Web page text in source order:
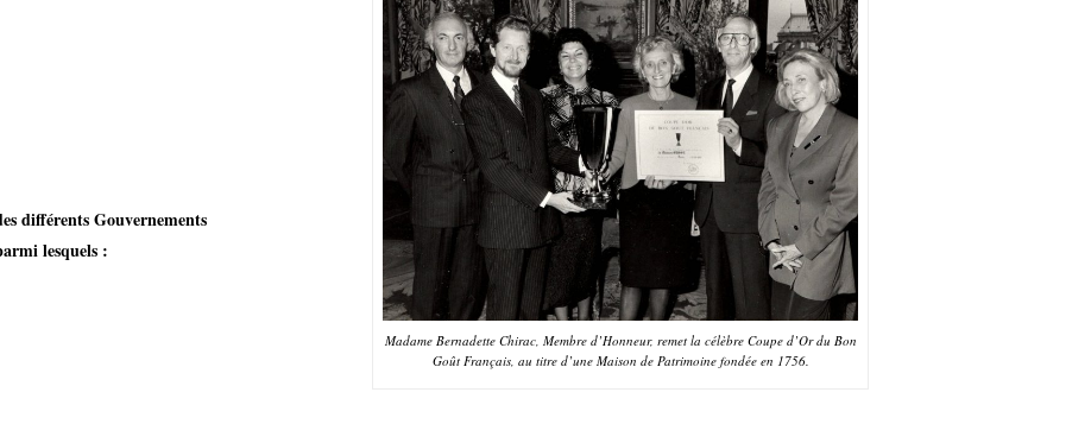
Madame Bernadette Chirac, Membre d’Honneur, remet la célèbre Coupe d’Or du Bon
Goût Français, au titre d’une Maison de Patrimoine fondée en 1756.
différents Gouvernements
lesquels :